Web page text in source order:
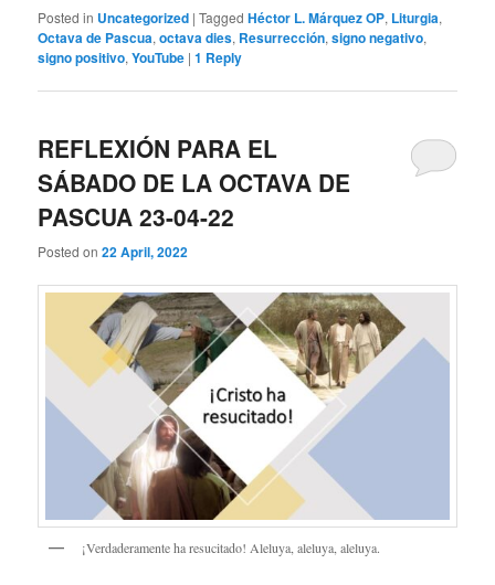
Posted in Uncategorized |Tagged Héctor L. Márquez OP, Liturgia,
Octava de Pascua,octava dies, Resurrección,signo negativo,
signo positivo,YouTube |1 Reply
REFLEXIÓN PARA EL
SÁBADO DE LA OCTAVA DE
PASCUA 23-04-22
Posted on22 April, 2022
¡Verdaderamente ha resucitado! Aleluya, aleluya, aleluya.